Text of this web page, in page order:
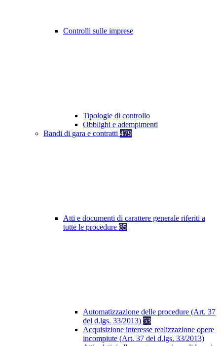
Controlli sulle imprese
Tipologie di controllo
Obblighi e adempimenti
Bandi di gara e contratti 479
Atti e documenti di carattere generale riferiti a
tutte le procedure 85
Automatizzazione delle procedure (Art. 37
del d.lgs. 33/2013) 53
Acquisizione interesse realizzazione opere
incompiute (Art. 37 del d.lgs. 33/2013)